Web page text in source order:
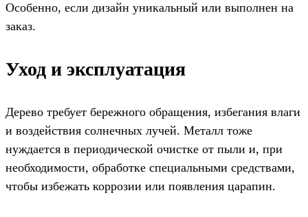
Особенно, если дизайн уникальный или выполнен на
заказ.
Уход и эксплуатация
Дерево требует бережного обращения, избегания влаги
и воздействия солнечных лучей. Металл тоже
нуждается в периодической очистке от пыли и, при
необходимости, обработке специальными средствами,
чтобы избежать коррозии или появления царапин.